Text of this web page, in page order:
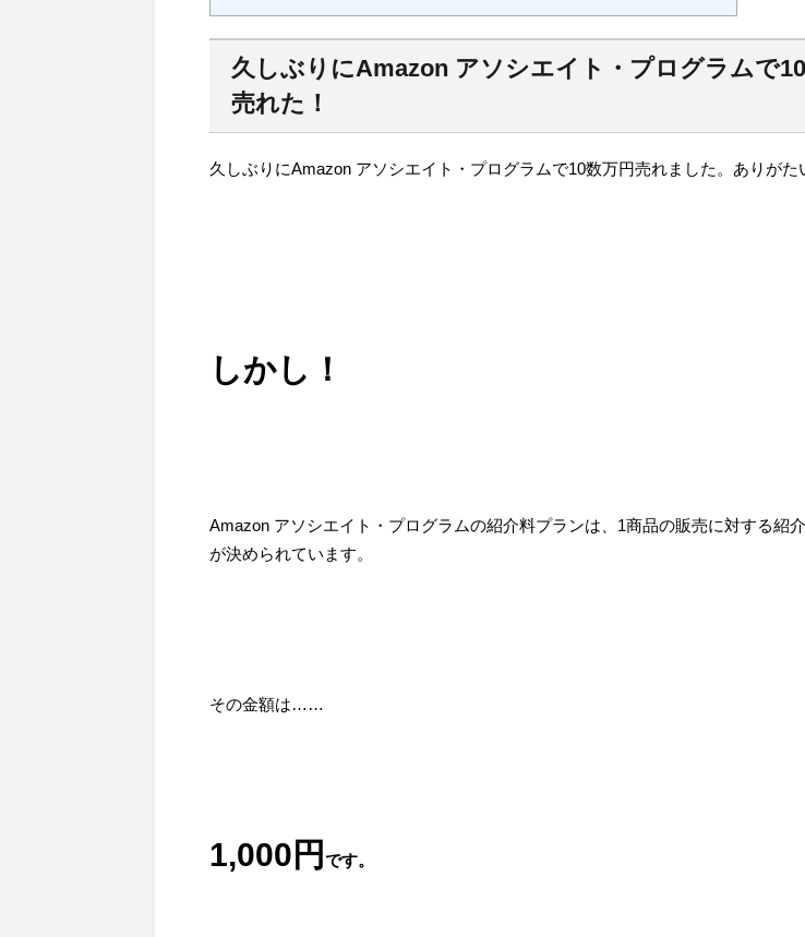
久しぶりにAmazon アソシエイト・プログラムで
売れた！
久しぶりにAmazon アソシエイト・プログラムで10数万円売れました。ありがた
しかし！
Amazon アソシエイト・プログラムの紹介料プランは、1商品の販売に対する紹
が決められています。
その金額は……
1,000円 です。